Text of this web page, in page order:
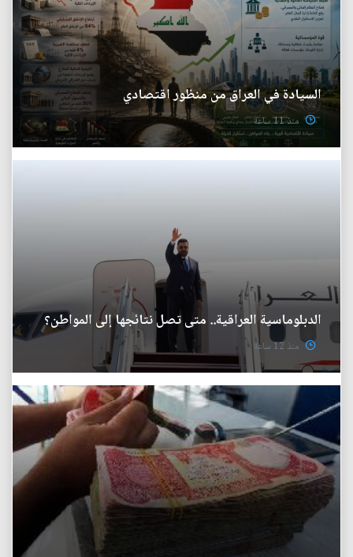
السيادة في العراق من منظور اقتصادي
منذ 11 ساعة
الدبلوماسية العراقية.. متى تصل نتائجها إلى المواطن؟
منذ 12 ساعة